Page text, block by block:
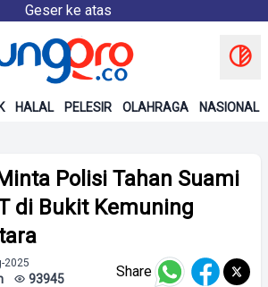
Geser ke atas
HALAL PELESIR OLAHRAGA NASIONAL
Polisi Tahan Suami
di Bukit Kemuning
2025
93945 Share